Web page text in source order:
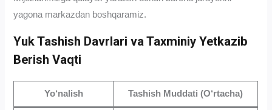
yagona markazdan boshqaramiz.
Yuk Tashish Davrlari va Taxminiy Yetkazib
Berish Vaqti
Yo‘nalish Tashish Muddati (O‘rtacha)